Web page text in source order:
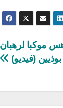
موكبا لرهبان
بوذيين‬ (فيديو)